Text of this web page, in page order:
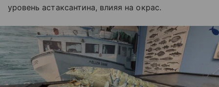
уровень астаксантина, влияя на окрас.